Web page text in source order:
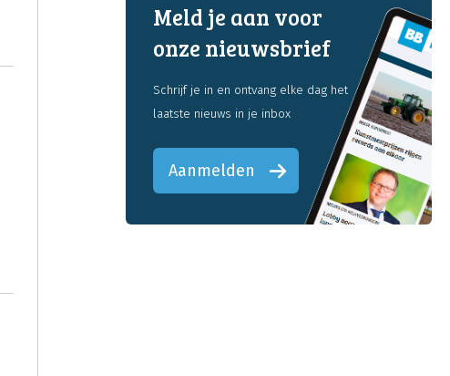
Meld je aan voor
onze nieuwsbrief
Schrijf je in en ontvang elke dag het
laatste nieuws in je inbox
Aanmelden